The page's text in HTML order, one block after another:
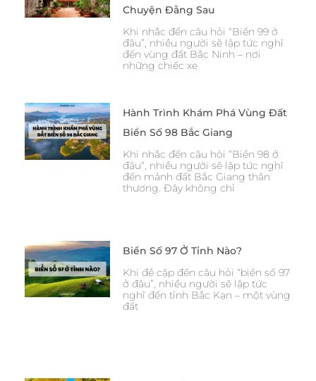
Chuyện Đằng Sau
Khi nhắc đến câu hỏi “Biển 99 ở
đâu”, nhiều người sẽ lập tức nghĩ
đến vùng đất Bắc Ninh – nơi
những chiếc xe
Hành Trình Khám Phá Vùng Đất
Biển Số 98 Bắc Giang
Khi nhắc đến câu hỏi “Biển 98 ở
đâu“, nhiều người sẽ lập tức nghĩ
đến mảnh đất Bắc Giang thân
thương. Đây không chỉ
Biển Số 97 Ở Tỉnh Nào?
Khi đề cập đến câu hỏi “biển số 97
ở đâu”, nhiều người sẽ lập tức
nghĩ đến tỉnh Bắc Kạn – một vùng
đất